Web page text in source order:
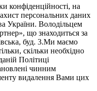
конфіденційності, на
персональних даних
України. Володільцем
що знаходиться за
буд. 3.Ми маємо
скільки необхідно
Політиці
чинним
видалення Вами цих